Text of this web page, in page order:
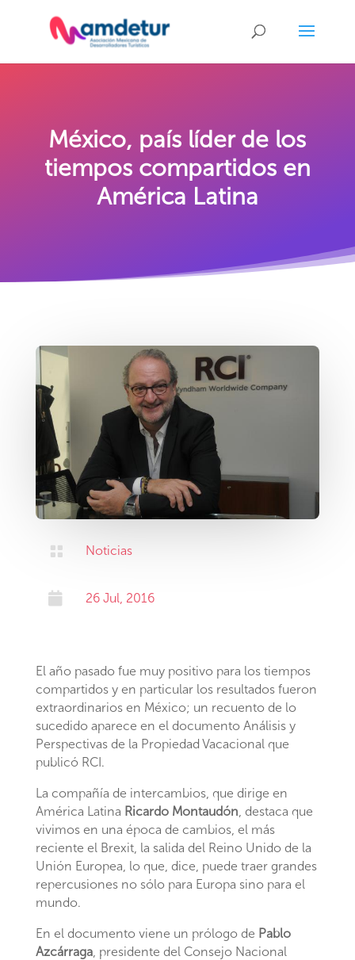
México, país líder de los
tiempos compartidos en
América Latina
 Noticias
 26 Jul, 2016
El año pasado fue muy positivo para los tiempos
compartidos y en particular los resultados fueron
extraordinarios en México; un recuento de lo
sucedido aparece en el documento Análisis y
Perspectivas de la Propiedad Vacacional que
publicó RCI.
La compañía de intercambios, que dirige en
América Latina Ricardo Montaudón , destaca que
vivimos en una época de cambios, el más
reciente el Brexit, la salida del Reino Unido de la
Unión Europea, lo que, dice, puede traer grandes
repercusiones no sólo para Europa sino para el
mundo.
En el documento viene un prólogo de Pablo
Azcárraga, presidente del Consejo Nacional